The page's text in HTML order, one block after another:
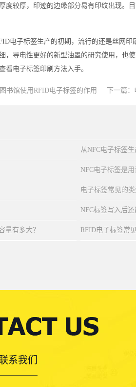
度较厚，印迹的边缘部分易有印纹出现。
电子标签生产的初期，流行的还是丝网
，导电性更好的新型油墨的研究使用，也
看电子标签印刷方法入手。
书馆使用RFID电子标签的作用 下一篇：
从NFC电子标签
移吗？
NFC电子标签是
电子标签常见的
NFC标签写入后还
量有多大？ RFID电子标签常
系我们